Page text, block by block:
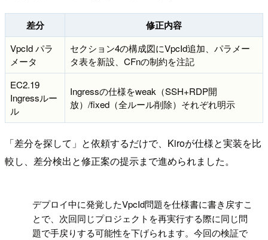
差分 修正内容
VpcId パラ
メータ
セクション4の構成図にVpcId追加、パラメー
タ表を新設、CFnの制約を注記
EC2.19
Ingressルー
ル
Ingressの仕様をweak（SSH+RDP開
放）/fixed（全ルール削除）それぞれ明示
「差分を探して」と依頼するだけで、Kiroが仕様と実装を比
較し、差分検出と修正案の提示まで進められました。
デプロイ中に発覚したVpcId問題を仕様書に書き戻すこ
とで、次回同じプロジェクトを再実行する際に同じ問
題で手戻りする可能性を下げられます。今回の検証で